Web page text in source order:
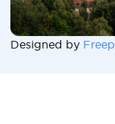
Designed by